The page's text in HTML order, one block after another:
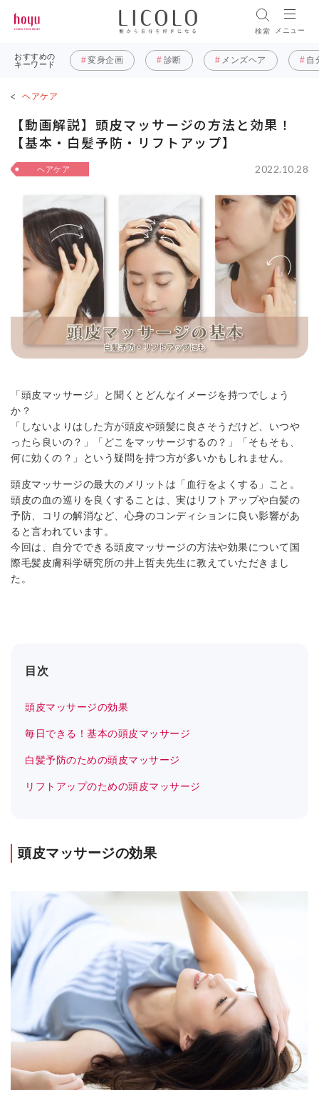
検索 メニュー
おすすめの
キーワード
変身企画 診断 メンズヘア 自
ヘアケア
【動画解説】頭皮マッサージの方法と効果！
【基本・白髪予防・リフトアップ】
2022.10.28
ヘアケア
「頭皮マッサージ」と聞くとどんなイメージを持つでしょう
か？
「しないよりはした方が頭皮や頭髪に良さそうだけど、いつや
ったら良いの？」「どこをマッサージするの？」「そもそも、
何に効くの？」という疑問を持つ方が多いかもしれません。
頭皮マッサージの最大のメリットは「血行をよくする」こと。
頭皮の血の巡りを良くすることは、実はリフトアップや白髪の
予防、コリの解消など、心身のコンディションに良い影響があ
ると言われています。
今回は、自分でできる頭皮マッサージの方法や効果について国
際毛髪皮膚科学研究所の井上哲夫先生に教えていただきまし
た。
目次
頭皮マッサージの効果
毎日できる！基本の頭皮マッサージ
白髪予防のための頭皮マッサージ
リフトアップのための頭皮マッサージ
頭皮マッサージの効果